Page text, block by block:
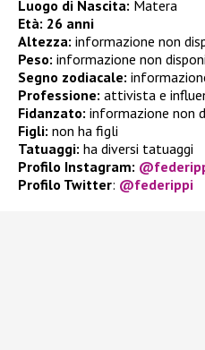
Luogo di Nascita: Matera
Età: 26 anni
Altezza: informazione non
Peso: informazione non
Segno zodiacale:
Professione: attivista e
Fidanzato: informazione non
Figli: non ha figli
Tatuaggi: ha diversi tatuaggi
Profilo Instagram:
Profilo Twitter: @federippi